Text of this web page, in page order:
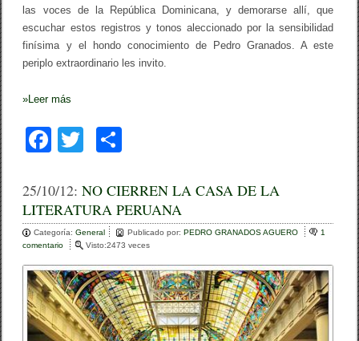
las voces de la República Dominicana, y demorarse allí, que
escuchar estos registros y tonos aleccionado por la sensibilidad
finísima y el hondo conocimiento de Pedro Granados. A este
periplo extraordinario les invito.
»Leer más
F
c
e
b
o
o
k
tt
er
m
p
ar
tir
25/10/12:NO CIERREN LA CASA DE LA
LITERATURA PERUANA
Categoría:General Publicado por:PEDRO GRANADOS AGUERO
1
comentario
N
O
C
I
E
R
Visto:2473 veces